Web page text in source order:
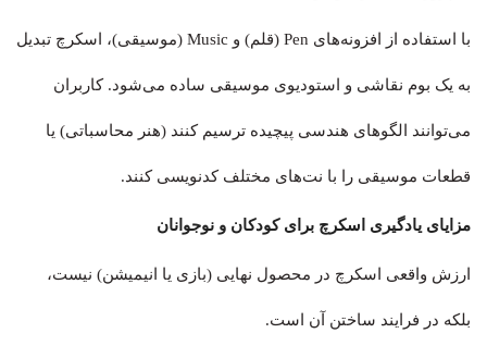
با استفاده از افزونه‌های Pen (قلم) و Music (موسیقی)، اسکرچ تبدیل
به یک بوم نقاشی و استودیوی موسیقی ساده می‌شود. کاربران
می‌توانند الگوهای هندسی پیچیده ترسیم کنند (هنر محاسباتی) یا
قطعات موسیقی را با نت‌های مختلف کدنویسی کنند.
مزایای یادگیری اسکرچ برای کودکان و نوجوانان
ارزش واقعی اسکرچ در محصول نهایی (بازی یا انیمیشن) نیست،
بلکه در فرایند ساختن آن است.